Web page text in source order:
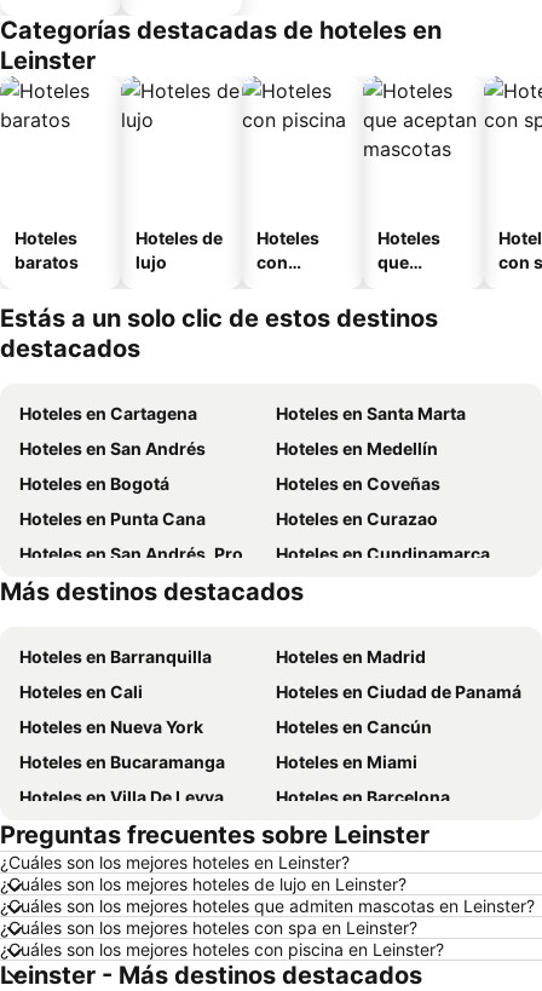
Categorías destacadas de hoteles en
Leinster
Hoteles
baratos
Hoteles de
lujo
Hoteles
con
Hoteles
que
mascotas
con
Estás a un solo clic de estos destinos
destacados
Hoteles en Cartagena
Hoteles en Santa Marta
Hoteles en San Andrés
Hoteles en Medellín
Hoteles en Bogotá
Hoteles en Coveñas
Hoteles en Punta Cana
Hoteles en Curazao
Hoteles en San Andrés, Providencia and Santa Catalina
Hoteles en Cundinamarca
Hoteles en República Dominicana
Hoteles en Santiago de Chile
Más destinos destacados
Hoteles en Barranquilla
Hoteles en Madrid
Hoteles en Cali
Hoteles en Ciudad de Panamá
Hoteles en Nueva York
Hoteles en Cancún
Hoteles en Bucaramanga
Hoteles en Miami
Hoteles en Villa De Leyva
Hoteles en Barcelona
Hoteles en Melgar
Hoteles en París
Hoteles en Roma
Hoteles en Ciudad de México
Hoteles en Pereira
Hoteles en Orlando
Hoteles en Villavicencio
Hoteles en Río de Janeiro
Hoteles en Girardot
Hoteles en Aruba
Preguntas frecuentes sobre Leinster
¿Cuáles son los mejores hoteles en Leinster?
¿Cuáles son los mejores hoteles de lujo en Leinster?
¿Cuáles son los mejores hoteles que admiten mascotas en Leinster?
¿Cuáles son los mejores hoteles con spa en Leinster?
¿Cuáles son los mejores hoteles con piscina en Leinster?
Leinster - Más destinos destacados